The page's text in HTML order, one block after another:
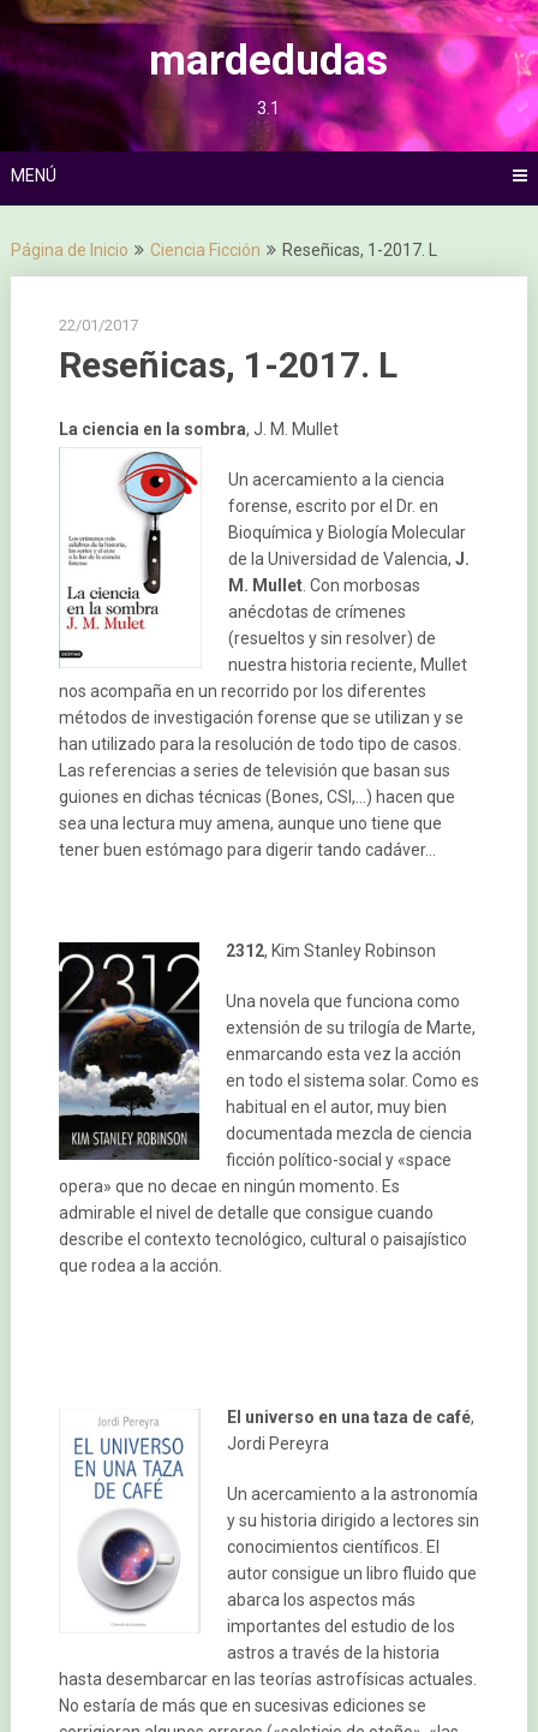
Saltar
contenido
mardedudas
3.1
MENÚ
Página de Inicio Ciencia Ficción Reseñicas, 1-2017. L
22/01/2017
Reseñicas, 1-2017. L
La ciencia en la sombra, J. M. Mullet
Un acercamiento a la ciencia
forense, escrito por el Dr. en
Bioquímica y Biología Molecular
de la Universidad de Valencia, J.
M. Mullet. Con morbosas
anécdotas de crímenes
(resueltos y sin resolver) de
nuestra historia reciente, Mullet
nos acompaña en un recorrido por los diferentes
métodos de investigación forense que se utilizan y se
han utilizado para la resolución de todo tipo de casos.
Las referencias a series de televisión que basan sus
guiones en dichas técnicas (Bones, CSI,…) hacen que
sea una lectura muy amena, aunque uno tiene que
tener buen estómago para digerir tando cadáver…
2312, Kim Stanley Robinson
Una novela que funciona como
extensión de su trilogía de Marte,
enmarcando esta vez la acción
en todo el sistema solar. Como es
habitual en el autor, muy bien
documentada mezcla de ciencia
ficción político-social y «space
opera» que no decae en ningún momento. Es
admirable el nivel de detalle que consigue cuando
describe el contexto tecnológico, cultural o paisajístico
que rodea a la acción.
El universo en una taza de café,
Jordi Pereyra
Un acercamiento a la astronomía
y su historia dirigido a lectores sin
conocimientos científicos. El
autor consigue un libro fluido que
abarca los aspectos más
importantes del estudio de los
astros a través de la historia
hasta desembarcar en las teorías astrofísicas actuales.
No estaría de más que en sucesivas ediciones se